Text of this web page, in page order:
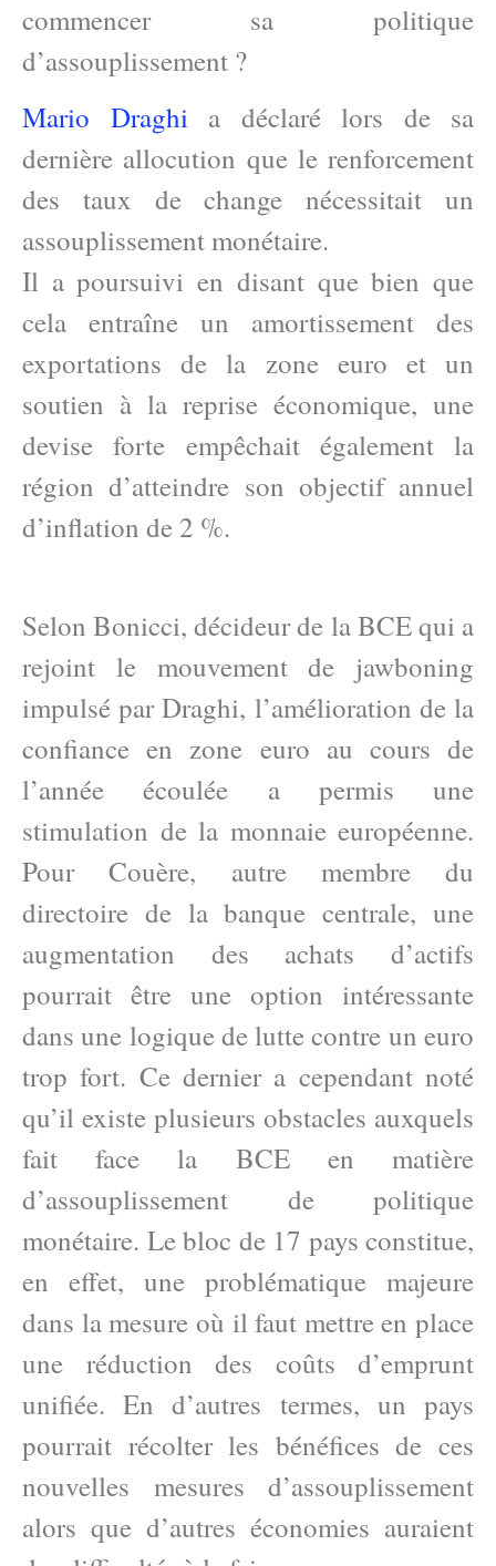
commencer sa politique
d’assouplissement ?
Mario Draghia déclaré lors de sa
dernière allocution que le renforcement
des taux de change nécessitait un
assouplissement monétaire.
Il a poursuivi en disant que bien que
cela entraîne un amortissement des
exportations de la zone euro et un
soutien à la reprise économique, une
devise forte empêchait également la
région d’atteindre son objectif annuel
d’inflation de 2 %.
Selon Bonicci, décideur de la BCE qui a
rejoint le mouvement de jawboning
impulsé par Draghi, l’amélioration de la
confiance en zone euro au cours de
l’année écoulée a permis une
stimulation de la monnaie européenne.
Pour Couère, autre membre du
directoire de la banque centrale, une
augmentation des achats d’actifs
pourrait être une option intéressante
dans une logique de lutte contre un euro
trop fort. Ce dernier a cependant noté
qu’il existe plusieurs obstacles auxquels
fait face la BCE en matière
d’assouplissement de politique
monétaire. Le bloc de 17 pays constitue,
en effet, une problématique majeure
dans la mesure où il faut mettre en place
une réduction des coûts d’emprunt
unifiée. En d’autres termes, un pays
pourrait récolter les bénéfices de ces
nouvelles mesures d’assouplissement
alors que d’autres économies auraient